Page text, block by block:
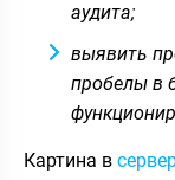
аудита;
выявить
пробелы в
Картина в